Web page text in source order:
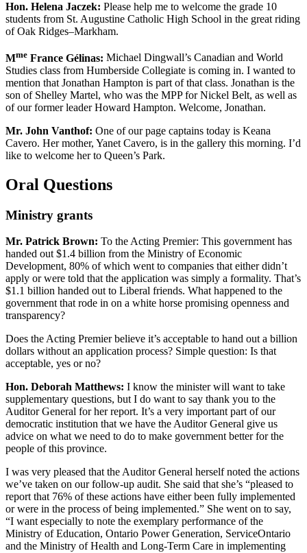
Hon. Helena Jaczek: Please help me to welcome the grade 10
students from St. Augustine Catholic High School in the great riding
of Oak Ridges–Markham.
Mme France Gélinas: Michael Dingwall’s Canadian and World
Studies class from Humberside Collegiate is coming in. I wanted to
mention that Jonathan Hampton is part of that class. Jonathan is the
son of Shelley Martel, who was the MPP for Nickel Belt, as well as
of our former leader Howard Hampton. Welcome, Jonathan.
Mr. John Vanthof: One of our page captains today is Keana
Cavero. Her mother, Yanet Cavero, is in the gallery this morning. I’d
like to welcome her to Queen’s Park.
Oral Questions
Ministry grants
Mr. Patrick Brown: To the Acting Premier: This government has
handed out $1.4 billion from the Ministry of Economic
Development, 80% of which went to companies that either didn’t
apply or were told that the application was simply a formality. That’s
$1.1 billion handed out to Liberal friends. What happened to the
government that rode in on a white horse promising openness and
transparency?
Does the Acting Premier believe it’s acceptable to hand out a billion
dollars without an application process? Simple question: Is that
acceptable, yes or no?
Hon. Deborah Matthews: I know the minister will want to take
supplementary questions, but I do want to say thank you to the
Auditor General for her report. It’s a very important part of our
democratic institution that we have the Auditor General give us
advice on what we need to do to make government better for the
people of this province.
I was very pleased that the Auditor General herself noted the actions
we’ve taken on our follow-up audit. She said that she’s “pleased to
report that 76% of these actions have either been fully implemented
or were in the process of being implemented.” She went on to say,
“I want especially to note the exemplary performance of the
Ministry of Education, Ontario Power Generation, ServiceOntario
and the Ministry of Health and Long-Term Care in implementing